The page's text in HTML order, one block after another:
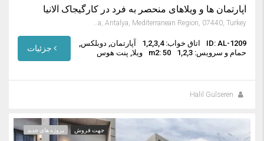
آپارتمان ها و ویلاهای منحصر به فرد در کارگیجاک آلانیا
Kargıcak, Alanya, Antalya, Mediterranean Region, 07440, Turkey
ID: AL-1209
اتاق خواب: 1,2,3,4
حمام و سرویس: 1,2,3
m2: 50
آپارتمان, دوبلکس,
ویلا, پنت هوس
Halil Gülseren
جهت فروش پروژه های جدید